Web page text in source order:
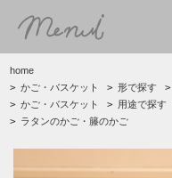
home
> かご・バスケット > 形で探す >
> かご・バスケット > 用途で探す
> ラタンのかご・籐のかご